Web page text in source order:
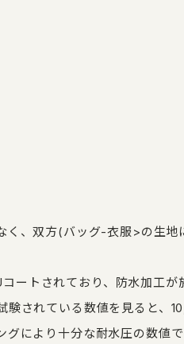
く、双方(バッグ-衣服>の生
ートされており、防水加工が
験されている数値を見ると、
グにより十分な耐水圧の数値